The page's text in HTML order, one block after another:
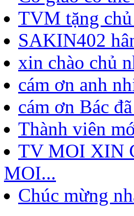
TVM tặng
SAKIN402
xin chào chủ
cám ơn anh
cám ơn Bác
Thành viên
TV MOI XIN
MOI...
Chúc mừng